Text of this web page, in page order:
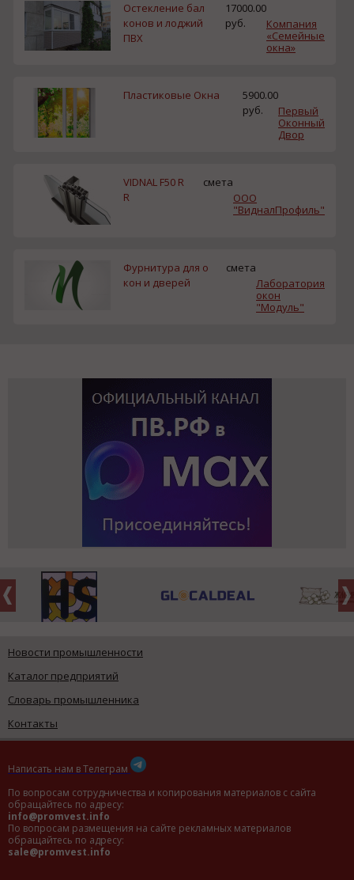
Остекление бал
конов и лоджий
ПВХ
17000.00
руб.
Компания
«Семейные
окна»
Пластиковые Окна
5900.00
руб.
Первый
Оконный
Двор
VIDNAL F50 R
R
смета
ООО
"ВидналПрофиль"
Фурнитура для о
кон и дверей
смета
Лаборатория
окон
"Модуль"
Новости промышленности
Каталог предприятий
Словарь промышленника
Контакты
Написать нам в Телеграм
По вопросам сотрудничества и копирования материалов с сайта
обращайтесь по адресу:
info@promvest.info
По вопросам размещения на сайте рекламных материалов
обращайтесь по адресу:
sale@promvest.info